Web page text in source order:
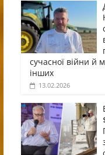
сучасної війни й
інших
13.02.2026